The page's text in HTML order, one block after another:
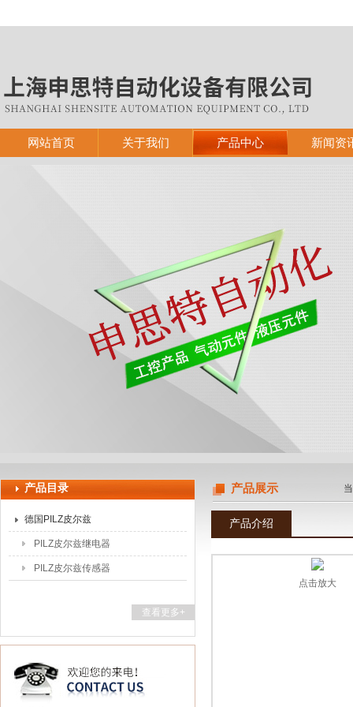
网站首页 关于我们 产品中心 新闻资
产品目录
德国PILZ皮尔兹
PILZ皮尔兹继电器
PILZ皮尔兹传感器
查看更多+
产品展示
产品介绍
点击放大